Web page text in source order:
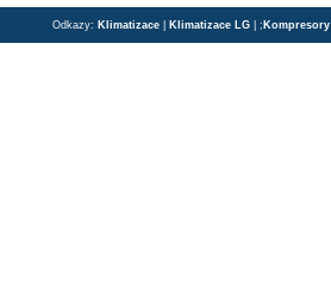
Odkazy: Klimatizace Klimatizace LG | ; Kompresory